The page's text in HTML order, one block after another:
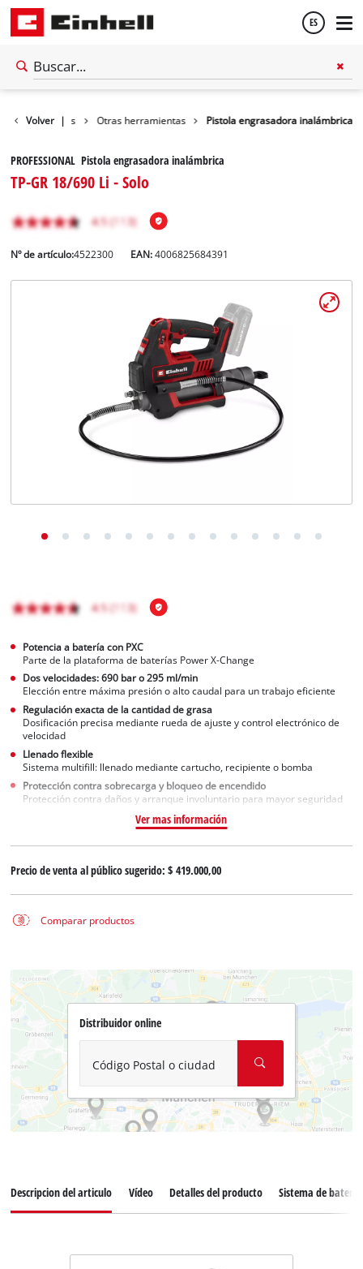
ES
Volver |
inalámbricas Otras herramientas Pistola engrasadora inalámbrica
PROFESSIONAL Pistola engrasadora inalámbrica
TP-GR 18/690 Li - Solo
Nº de artículo:4522300 EAN:4006825684391
Potencia a batería con PXC
Parte de la plataforma de baterías Power X-Change
Dos velocidades: 690 bar o 295 ml/min
Elección entre máxima presión o alto caudal para un trabajo eficiente
Regulación exacta de la cantidad de grasa
Dosificación precisa mediante rueda de ajuste y control electrónico de
velocidad
Llenado flexible
Sistema multifill: llenado mediante cartucho, recipiente o bomba
Protección contra sobrecarga y bloqueo de encendido
Protección contra daños y arranque involuntario para mayor seguridad
Ver mas información
Precio de venta al público sugerido:$ 419.000,00
Comparar productos
Distribuidor online
Código Postal o ciudad
Descripcion del articulo Vídeo Detalles del producto Sistema de